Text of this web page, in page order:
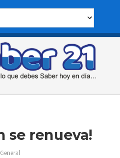
se renueva!
General